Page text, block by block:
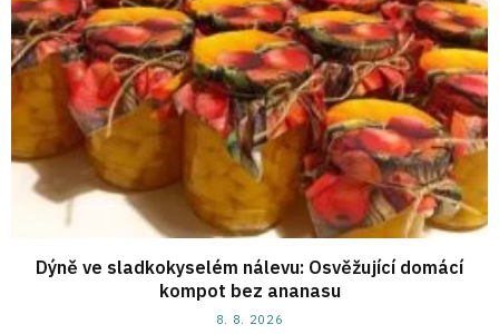
Dýně ve sladkokyselém nálevu: Osvěžující domácí
kompot bez ananasu
8. 8. 2026